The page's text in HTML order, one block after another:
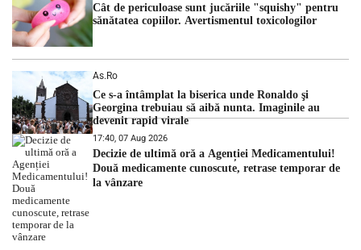
Cât de periculoase sunt jucăriile "squishy" pentru
sănătatea copiilor. Avertismentul toxicologilor
As.ro
Ce s-a întâmplat la biserica unde Ronaldo şi
Georgina trebuiau să aibă nunta. Imaginile au
devenit rapid virale
17:40, 07 Aug 2026
Decizie de ultimă oră a Agenției Medicamentului!
Două medicamente cunoscute, retrase temporar de
la vânzare